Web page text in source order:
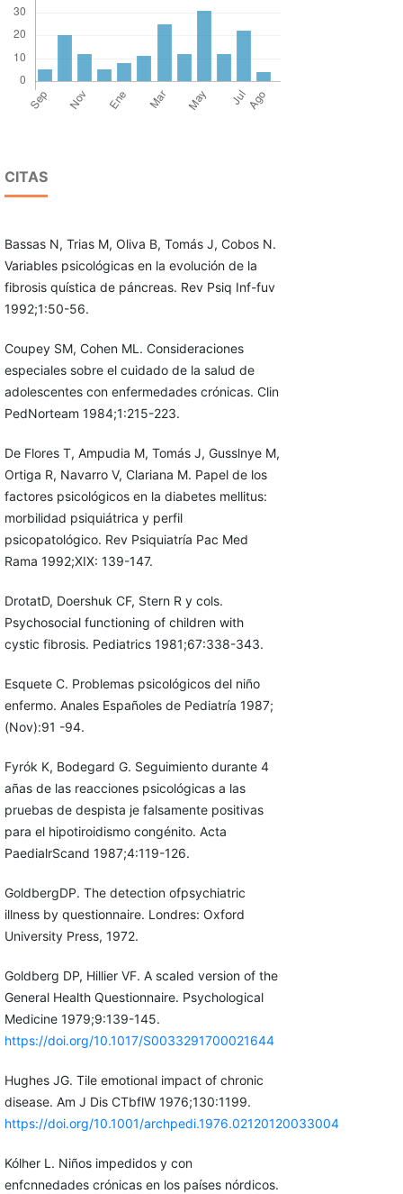
CITAS
Bassas N, Trias M, Oliva B, Tomás J, Cobos N.
Variables psicológicas en la evolución de la
fibrosis quística de páncreas. Rev Psiq Inf-fuv
1992;1:50-56.
Coupey SM, Cohen ML. Consideraciones
especiales sobre el cuidado de la salud de
adolescentes con enfermedades crónicas. Clin
PedNorteam 1984;1:215-223.
De Flores T, Ampudia M, Tomás J, Gusslnye M,
Ortiga R, Navarro V, Clariana M. Papel de los
factores psicológicos en la diabetes mellitus:
morbilidad psiquiátrica y perfil
psicopatológico. Rev Psiquiatría Pac Med
Rama 1992;XIX: 139-147.
DrotatD, Doershuk CF, Stern R y cols.
Psychosocial functioning of children with
cystic fibrosis. Pediatrics 1981;67:338-343.
Esquete C. Problemas psicológicos del niño
enfermo. Anales Españoles de Pediatría 1987;
(Nov):91 -94.
Fyrók K, Bodegard G. Seguimiento durante 4
añas de las reacciones psicológicas a las
pruebas de despista je falsamente positivas
para el hipotiroidismo congénito. Acta
PaedialrScand 1987;4:119-126.
GoldbergDP. The detection ofpsychiatric
illness by questionnaire. Londres: Oxford
University Press, 1972.
Goldberg DP, Hillier VF. A scaled version of the
General Health Questionnaire. Psychological
Medicine 1979;9:139-145.
https://doi.org/10.1017/S0033291700021644
Hughes JG. Tile emotional impact of chronic
disease. Am J Dis CTbflW 1976;130:1199.
https://doi.org/10.1001/archpedi.1976.02120120033004
Kólher L. Niños impedidos y con
enfcnnedades crónicas en los países nórdicos.